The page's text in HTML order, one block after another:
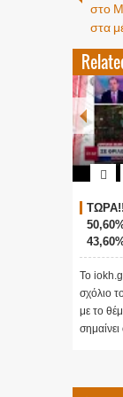
στο
στα
78,2%
Το
σχόλιο
με το
σημαίνει